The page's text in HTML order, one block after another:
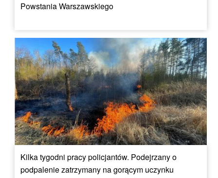
Powstania Warszawskiego
Kilka tygodni pracy policjantów. Podejrzany o
podpalenie zatrzymany na gorącym uczynku